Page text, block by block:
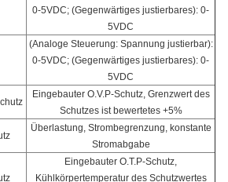
0-5VDC; (Gegenwärtiges justierbares): 0-
5VDC
(Analoge Steuerung: Spannung justierbar):
0-5VDC; (Gegenwärtiges justierbares): 0-
5VDC
Eingebauter O.V.P-Schutz, Grenzwert des
Schutzes ist bewertetes +5%
Überlastung, Strombegrenzung, konstante
Stromabgabe
Eingebauter O.T.P-Schutz,
Kühlkörpertemperatur des Schutzwertes